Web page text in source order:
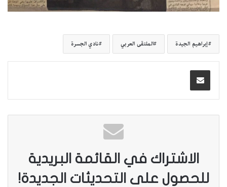
إبراهيم الجيدة الملتقى العربي نادي الجسرة
الاشتراك في القائمة البريدية
للحصول على التحديثات الجديدة!